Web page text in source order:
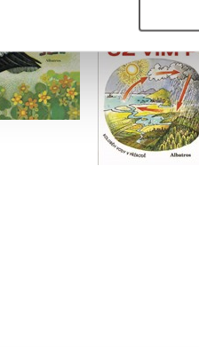
Helena
Eduard
Do košíku